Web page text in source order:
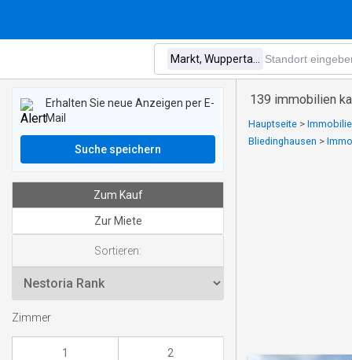
139 immobilien
Hauptseite >
Bliedinghausen >
Erhalten Sie neue Anzeigen per E-
Mail
Suche speichern
Zum Kauf
Zur Miete
Sortieren:
Zimmer
1 2